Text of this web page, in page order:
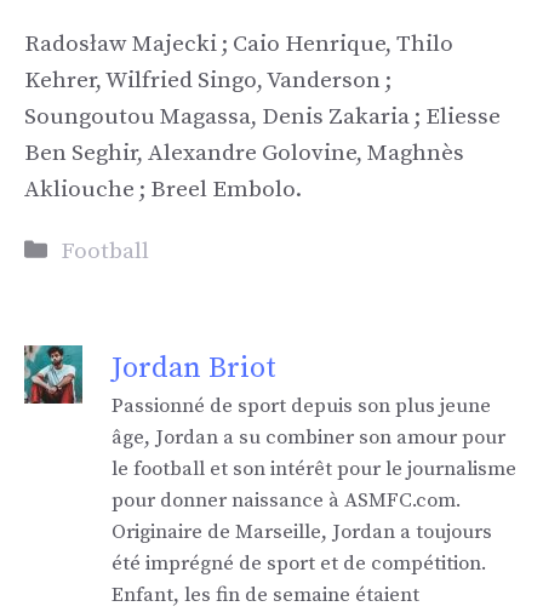
Radosław Majecki ; Caio Henrique, Thilo
Kehrer, Wilfried Singo, Vanderson ;
Soungoutou Magassa, Denis Zakaria ; Eliesse
Ben Seghir, Alexandre Golovine, Maghnès
Akliouche ; Breel Embolo.
Catégories
Football
Jordan Briot
Passionné de sport depuis son plus jeune
âge, Jordan a su combiner son amour pour
le football et son intérêt pour le journalisme
pour donner naissance à ASMFC.com.
Originaire de Marseille, Jordan a toujours
été imprégné de sport et de compétition.
Enfant, les fin de semaine étaient